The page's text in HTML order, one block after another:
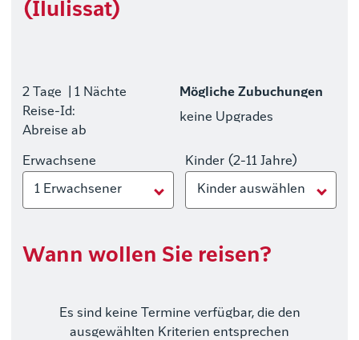
(Ilulissat)
2 Tage
| 1 Nächte
Reise-Id:
Abreise ab
Mögliche Zubuchungen
keine Upgrades
Erwachsene
1 Erwachsener
Kinder (2-11 Jahre)
Kinder auswählen
Wann wollen Sie reisen?
Es sind keine Termine verfügbar, die den
ausgewählten Kriterien entsprechen